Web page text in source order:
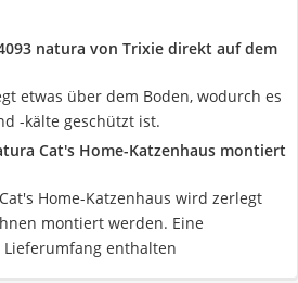
natura von Trixie direkt auf dem
etwas über dem Boden, wodurch es
-kälte geschützt ist.
Cat's Home-Katzenhaus montiert
Home-Katzenhaus wird zerlegt
montiert werden. Eine
enthalten